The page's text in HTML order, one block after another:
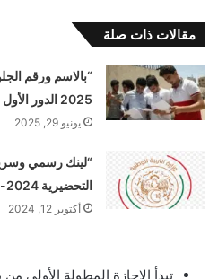
مقالات ذات صلة
“بالاسم ورقم
2025 الدور الأول عبر موقع التعليم الفني”
يونيو 29, 2025
“لينك رسمي
التحضيرية 2024-2025
أكتوبر 12, 2024